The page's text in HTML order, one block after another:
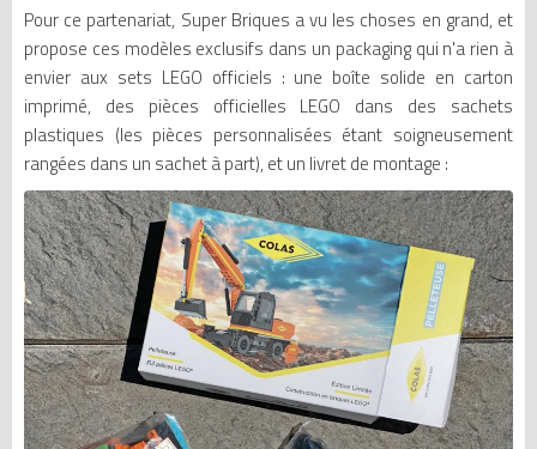
Pour ce partenariat, Super Briques a vu les choses en grand, et
propose ces modèles exclusifs dans un packaging qui n'a rien à
envier aux sets LEGO officiels : une boîte solide en carton
imprimé, des pièces officielles LEGO dans des sachets
plastiques (les pièces personnalisées étant soigneusement
rangées dans un sachet à part), et un livret de montage :